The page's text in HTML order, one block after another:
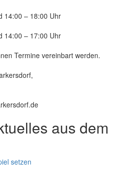
14:00 – 18:00 Uhr
14:00 – 17:00 Uhr
Termine vereinbart werden.
aus dem
setzen